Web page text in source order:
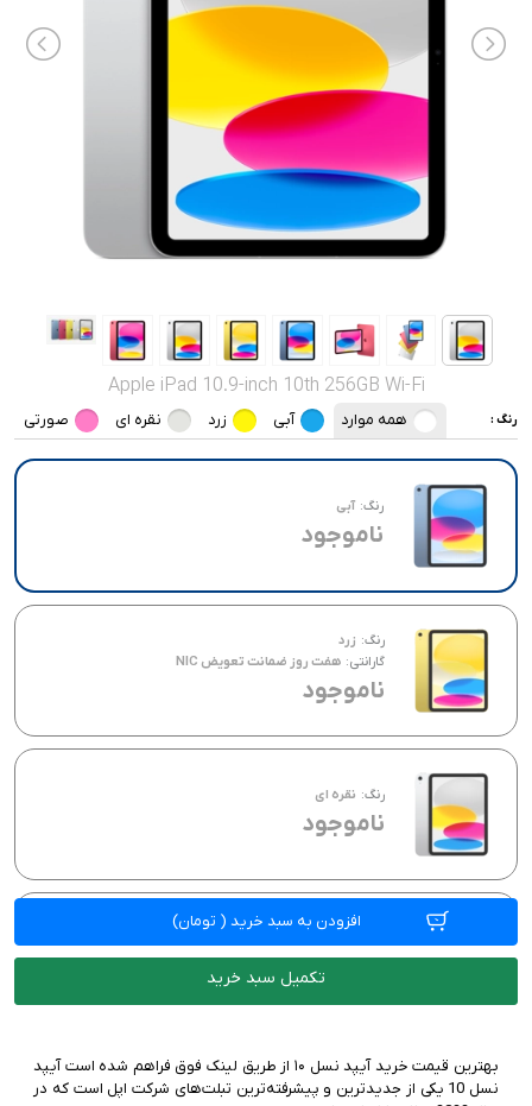
قیمت روز
محصولات کارکرده
تماس با ما
خواندنی ها
Apple iPad 10.9-inch 10th 256GB Wi-Fi
رنگ : همه موارد آبی زرد نقره ای صورتی
رنگ: آبی
ناموجود
رنگ: زرد
گارانتی: هفت روز ضمانت تعویض NIC
ناموجود
رنگ: نقره ای
ناموجود
ناموجود
رنگ:
گارانتی:
افزودن به سبد خرید ( تومان)
تکمیل سبد خرید
بهترین قیمت خرید آیپد نسل ۱۰ از طریق لینک فوق فراهم شده است آیپد
نسل 10 یکی از جدیدترین و پیشرفته‌ترین تبلت‌های شرکت اپل است که در